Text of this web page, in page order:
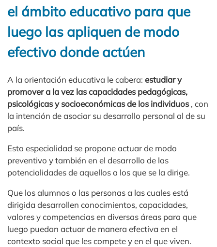
el ámbito educativo para que
luego las apliquen de modo
efectivo donde actúen
A la orientación educativa le cabera: estudiar y
promover a la vez las capacidades pedagógicas,
psicológicas y socioeconómicas de los individuos, con
la intención de asociar su desarrollo personal al de su
país.
Esta especialidad se propone actuar de modo
preventivo y también en el desarrollo de las
potencialidades de aquellos a los que se la dirige.
Que los alumnos o las personas a las cuales está
dirigida desarrollen conocimientos, capacidades,
valores y competencias en diversas áreas para que
luego puedan actuar de manera efectiva en el
contexto social que les compete y en el que viven.